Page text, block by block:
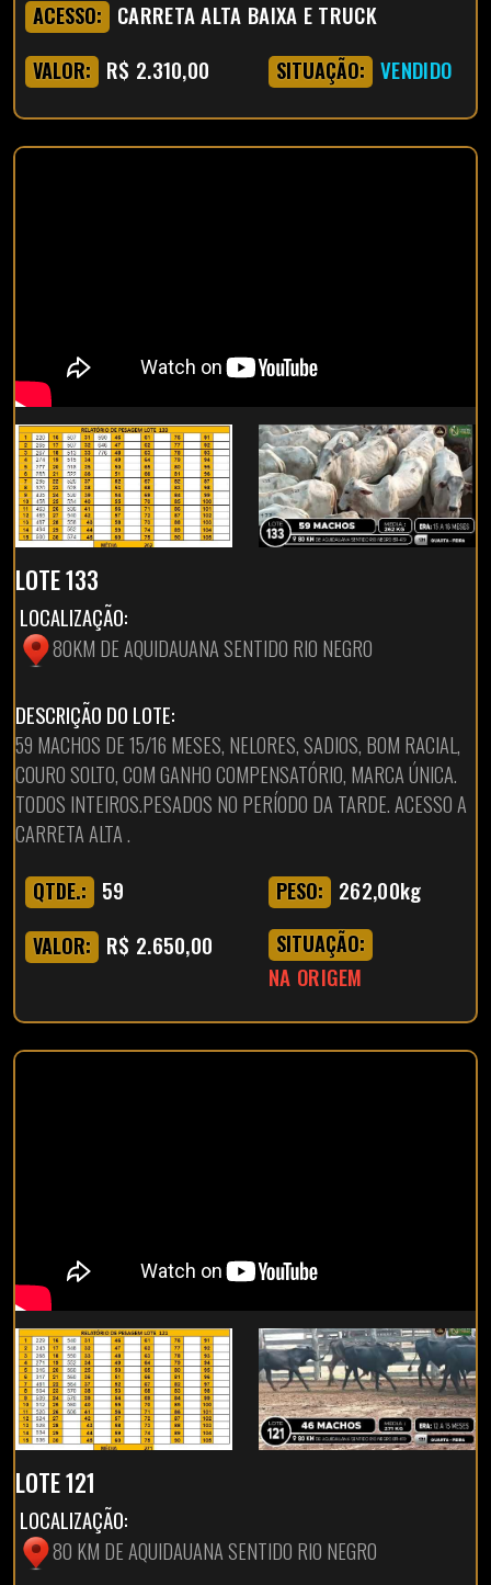
ACESSO: CARRETA ALTA BAIXA E TRUCK
VALOR: R$ 2.310,00 SITUAÇÃO: VENDIDO
LOTE 133
LOCALIZAÇÃO:
80KM DE AQUIDAUANA SENTIDO RIO NEGRO
DESCRIÇÃO DO LOTE:
59 MACHOS DE 15/16 MESES, NELORES, SADIOS, BOM RACIAL,
COURO SOLTO, COM GANHO COMPENSATÓRIO, MARCA ÚNICA.
TODOS INTEIROS.PESADOS NO PERÍODO DA TARDE. ACESSO A
CARRETA ALTA .
QTDE.: 59 PESO: 262,00kg
VALOR: R$ 2.650,00 SITUAÇÃO:
NA ORIGEM
LOTE 121
LOCALIZAÇÃO:
80 KM DE AQUIDAUANA SENTIDO RIO NEGRO